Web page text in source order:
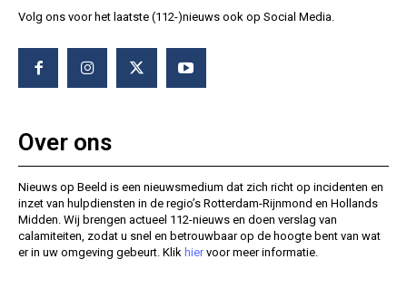
Volg ons voor het laatste (112-)nieuws ook op Social Media.
Over ons
Nieuws op Beeld is een nieuwsmedium dat zich richt op incidenten en
inzet van hulpdiensten in de regio’s Rotterdam-Rijnmond en Hollands
Midden. Wij brengen actueel 112-nieuws en doen verslag van
calamiteiten, zodat u snel en betrouwbaar op de hoogte bent van wat
er in uw omgeving gebeurt. Klik hiervoor meer informatie.